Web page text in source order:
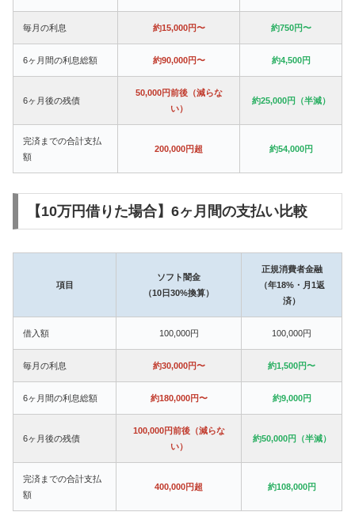
毎月の利息 約15,000円〜 約750円〜
6ヶ月間の利息総額 約90,000円〜 約4,500円
6ヶ月後の残債
50,000円前後（減らな
い）
約25,000円（半減）
完済までの合計支払
額
200,000円超 約54,000円
【10万円借りた場合】6ヶ月間の支払い比較
項目
ソフト闇金
（10日30%換算）
正規消費者金融
（年18%・月1返
済）
借入額 100,000円 100,000円
毎月の利息 約30,000円〜 約1,500円〜
6ヶ月間の利息総額 約180,000円〜 約9,000円
6ヶ月後の残債
100,000円前後（減らな
い）
約50,000円（半減）
完済までの合計支払
額
400,000円超 約108,000円